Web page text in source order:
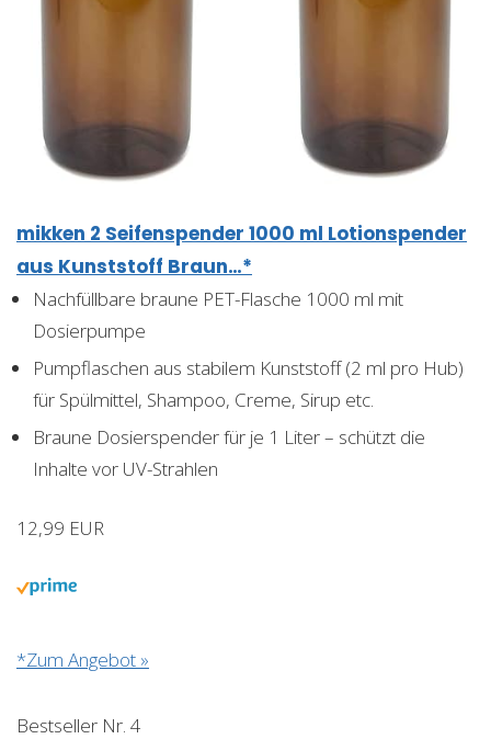
mikken 2 Seifenspender 1000 ml Lotionspender
aus Kunststoff Braun…*
Nachfüllbare braune PET-Flasche 1000 ml mit
Dosierpumpe
Pumpflaschen aus stabilem Kunststoff (2 ml pro Hub)
für Spülmittel, Shampoo, Creme, Sirup etc.
Braune Dosierspender für je 1 Liter – schützt die
Inhalte vor UV-Strahlen
12,99 EUR
*Zum Angebot »
Bestseller Nr. 4